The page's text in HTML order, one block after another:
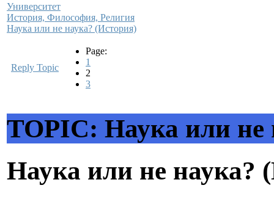
Университет
История, Философия, Религия
Hаука или не наука? (История)
Reply Topic
Page:
1
2
3
TOPIC: Hаука или не
Hаука или не наука?